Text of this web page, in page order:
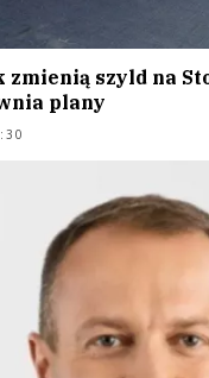
zmienią szyld na
plany